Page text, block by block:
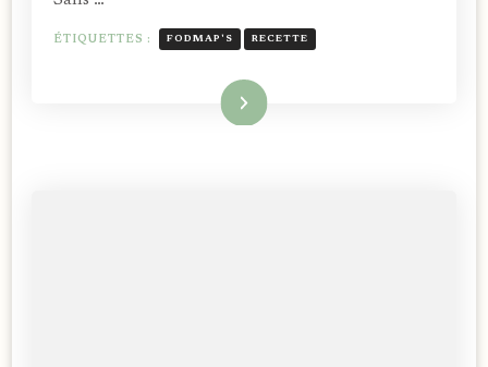
ÉTIQUETTES : FODMAP'S RECETTE
Lire la suite